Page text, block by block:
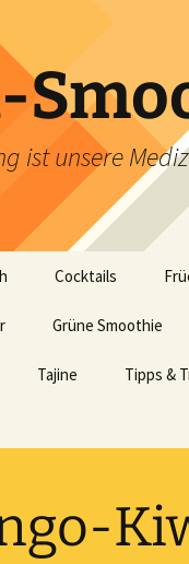
ist unsere
Cocktails
Grüne Smoothie
Tajine Tipps &